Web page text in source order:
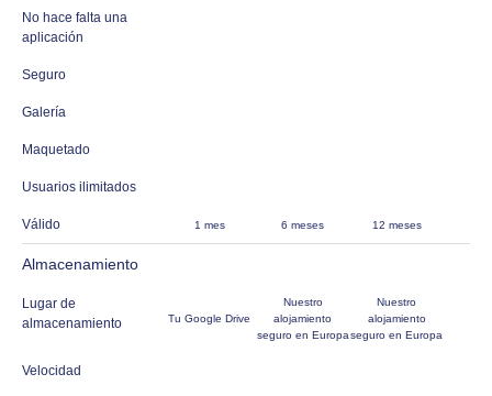
No hace falta una
aplicación
Seguro
Galería
Maquetado
Usuarios ilimitados
Válido 1 mes 6 meses 12 meses
Almacenamiento
Lugar de
almacenamiento
Tu Google Drive
Nuestro
alojamiento
seguro en Europa
Nuestro
alojamiento
seguro en Europa
Velocidad